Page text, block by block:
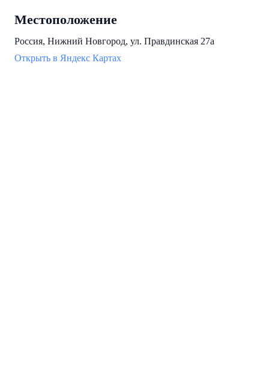
Местоположение
Россия, Нижний Новгород, ул. Правдинская 27а
Открыть в Яндекс Картах